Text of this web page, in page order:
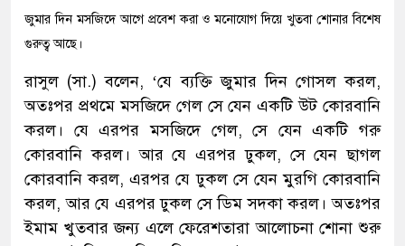
জুমার দিন মসজিদে আগে প্রবেশ করা ও মনোযোগ দিয়ে খুতবা শোনার বিশেষ
গুরুত্ব আছে।
রাসুল (সা.) বলেন, ‘যে ব্যক্তি জুমার দিন গোসল করল,
অতঃপর প্রথমে মসজিদে গেল সে যেন একটি উট কোরবানি
করল। যে এরপর মসজিদে গেল, সে যেন একটি গরু
কোরবানি করল। আর যে এরপর ঢুকল, সে যেন ছাগল
কোরবানি করল, এরপর যে ঢুকল সে যেন মুরগি কোরবানি
করল, আর যে এরপর ঢুকল সে ডিম সদকা করল। অতঃপর
ইমাম খুতবার জন্য এলে ফেরেশতারা আলোচনা শোনা শুরু